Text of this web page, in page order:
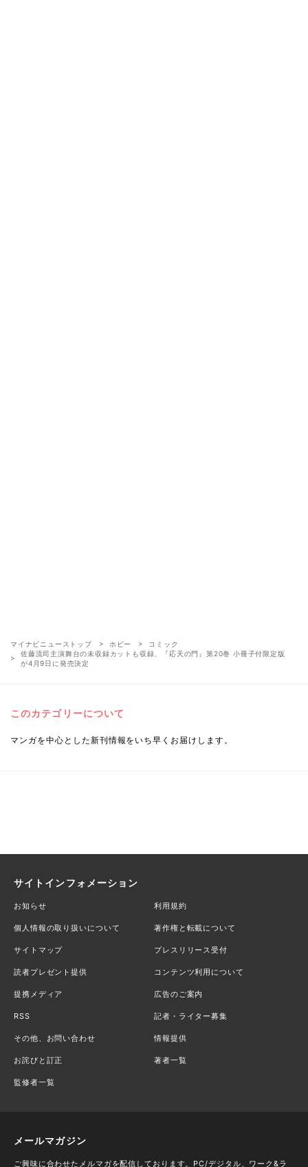
マイナビニューストップ ホビー
コミック
佐藤流司主演舞台の未収録カットも収録、『応天の門』第20巻 小冊子付限定版
が4月9日に発売決定
このカテゴリーについて
マンガを中心とした新刊情報をいち早くお届けします。
サイトインフォメーション
お知らせ 利用規約
個人情報の取り扱いについて 著作権と転載について
サイトマップ プレスリリース受付
読者プレゼント提供 コンテンツ利用について
提携メディア 広告のご案内
RSS 記者・ライター募集
その他、お問い合わせ 情報提供
お詫びと訂正 著者一覧
監修者一覧
メールマガジン
ご興味に合わせたメルマガを配信しております。PC/デジタル、ワーク&ラ